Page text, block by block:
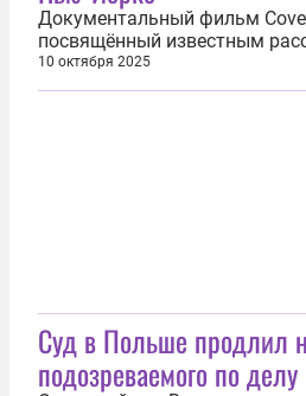
Документальный фильм
посвящённый известным
американского журналиста,
Пулитцеровской премии
10 октября 2025
Суд в Польше продлил
подозреваемого по